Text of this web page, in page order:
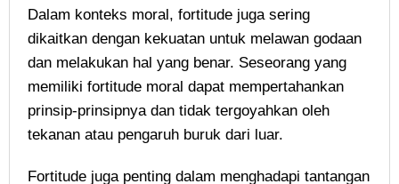
Dalam konteks moral, fortitude juga sering
dikaitkan dengan kekuatan untuk melawan godaan
dan melakukan hal yang benar. Seseorang yang
memiliki fortitude moral dapat mempertahankan
prinsip-prinsipnya dan tidak tergoyahkan oleh
tekanan atau pengaruh buruk dari luar.
Fortitude juga penting dalam menghadapi tantangan